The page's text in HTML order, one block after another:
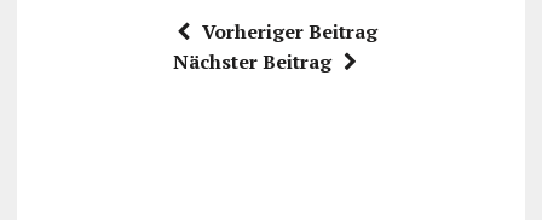
Vorheriger Beitrag
Nächster Beitrag